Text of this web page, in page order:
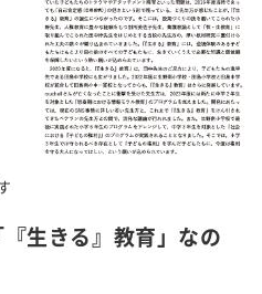
生きる』教育」なの